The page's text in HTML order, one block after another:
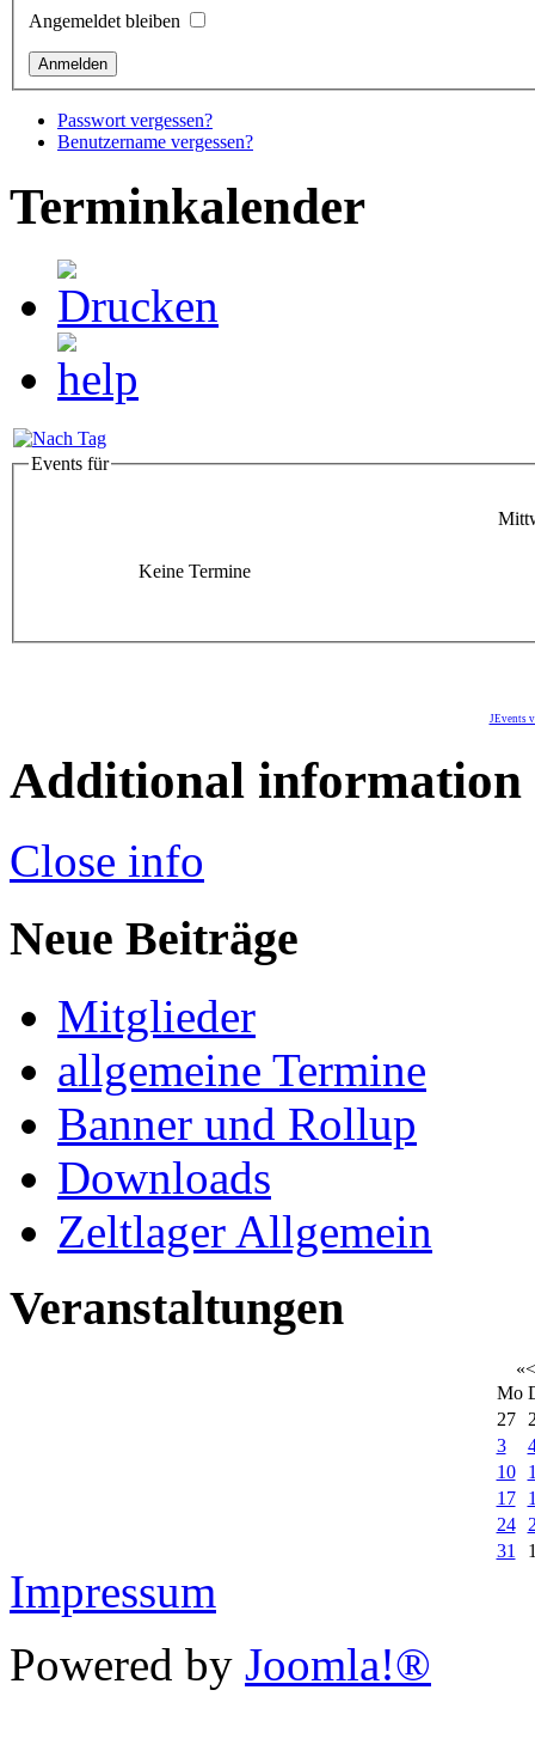
Angemeldet bleiben
Passwort vergessen?
Benutzername vergessen?
Terminkalender
Events für
Keine Termine
JEvents
Additional information
Close info
Neue Beiträge
Mitglieder
allgemeine Termine
Banner und Rollup
Downloads
Zeltlager Allgemein
Veranstaltungen
«<
Mo
27
3
10
17
24
31
Impressum
Powered by Joomla!®